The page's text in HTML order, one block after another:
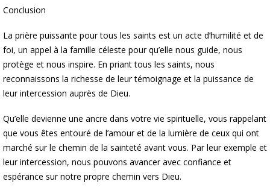
Conclusion
La prière puissante pour tous les saints est un acte d’humilité et de
foi, un appel à la famille céleste pour qu’elle nous guide, nous
protège et nous inspire. En priant tous les saints, nous
reconnaissons la richesse de leur témoignage et la puissance de
leur intercession auprès de Dieu.
Qu’elle devienne une ancre dans votre vie spirituelle, vous rappelant
que vous êtes entouré de l’amour et de la lumière de ceux qui ont
marché sur le chemin de la sainteté avant vous. Par leur exemple et
leur intercession, nous pouvons avancer avec confiance et
espérance sur notre propre chemin vers Dieu.